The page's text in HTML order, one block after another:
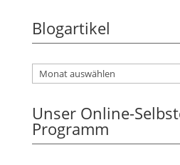
Blogartikel
Unser Online-
Programm